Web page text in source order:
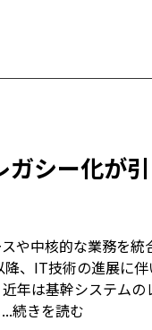
シー化が
や中核的な業務を統
、IT技術の進展に
年は基幹システムの
続きを読む